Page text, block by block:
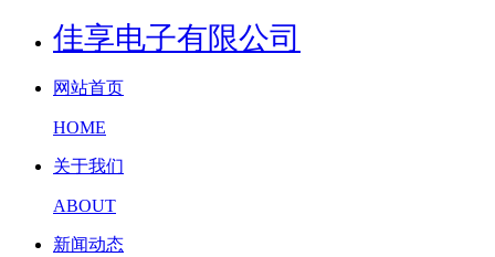
佳享电子有限公司
网站首页
HOME
关于我们
ABOUT
新闻动态